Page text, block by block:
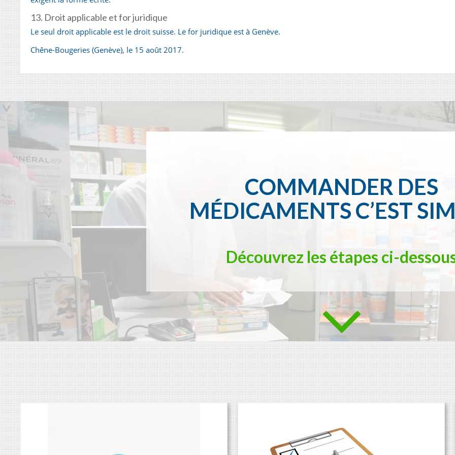
13. Droit applicable et for juridique
Le seul droit applicable est le droit suisse. Le for juridique est à Genève.
Chêne-Bougeries (Genève), le 15 août 2017.
COMMANDER DES
MÉDICAMENTS C’EST
Découvrez les étapes ci-